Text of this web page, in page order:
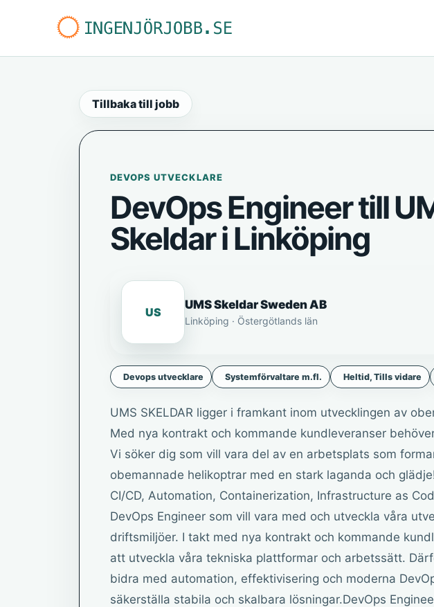
Tillbaka till jobb
DEVOPS UTVECKLARE
DevOps Engineer till
Skeldar i Linköping
US
UMS Skeldar Sweden AB
Linköping · Östergötlands län
Devops utvecklare Systemförvaltare m.fl. Heltid, Tills vidare
UMS SKELDAR ligger i framkant inom utvecklingen av
Med nya kontrakt och kommande kundleveranser
Vi söker dig som vill vara del av en arbetsplats som
obemannade helikoptrar med en stark laganda och
CI/CD, Automation, Containerization, Infrastructure as
DevOps Engineer som vill vara med och utveckla våra
driftsmiljöer. I takt med nya kontrakt och kommande
att utveckla våra tekniska plattformar och arbetssätt.
bidra med automation, effektivisering och moderna
säkerställa stabila och skalbara lösningar.DevOps